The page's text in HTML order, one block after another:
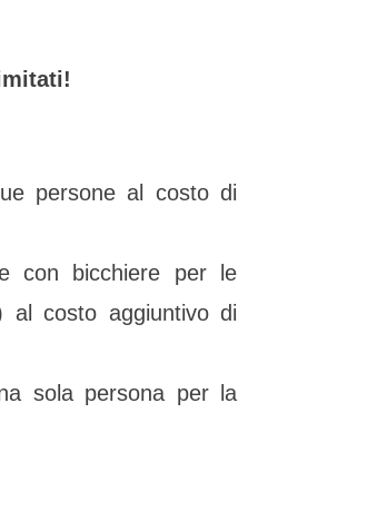
persone al costo di
con bicchiere per le
al costo aggiuntivo di
sola persona per la